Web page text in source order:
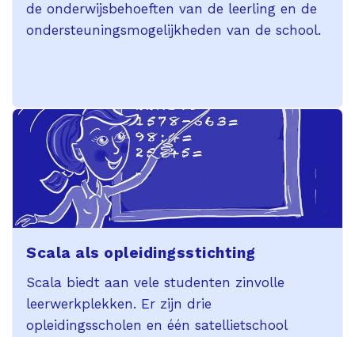
de onderwijsbehoeften van de leerling en de
ondersteuningsmogelijkheden van de school.
Scala als opleidingsstichting
Scala biedt aan vele studenten zinvolle
leerwerkplekken. Er zijn drie
opleidingsscholen en één satellietschool